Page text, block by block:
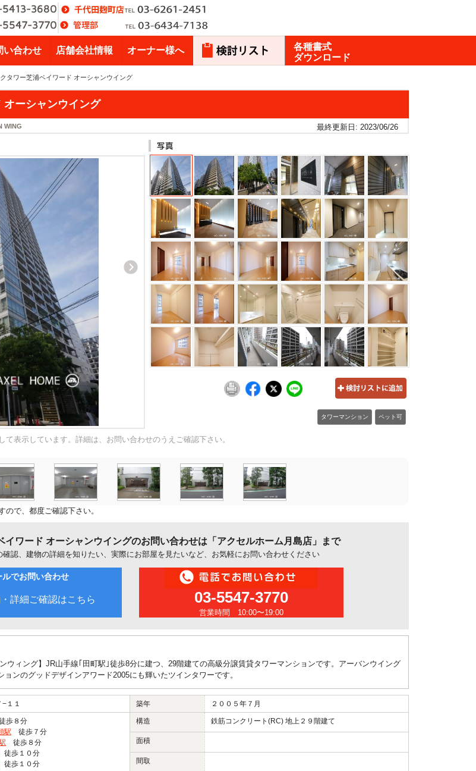
い合わせ 店舗会社情報 オーナー様へ
各種書式
ダウンロード
タワー芝浦ベイワード オーシャンウイング
ーシャンウイング
WING 最終更新日: 2023/06/26
タワーマンション ペット可
表示しています。詳細は、お問い合わせのうえご確認下さい。
で、都度ご確認下さい。
イワード オーシャンウイングのお問い合わせは「アクセルホーム月島店」まで
確認、建物の詳細を知りたい、実際にお部屋を見たいなど、お気軽にお問い合わせください
ルでお問い合わせ
詳細ご確認はこちら 03-5547-3770
営業時間 10:00〜19:00
ウィング】JR山手線｢田町駅｣徒歩8分に建つ、29階建ての高級分譲賃貸タワーマンションです。アーバンウイング
ンのグッドデザインアワード2005にも輝いたツインタワーです。
−１１ 築年 ２００５年７月
歩８分
駅 徒歩７分
徒歩８分
徒歩１０分
徒歩１０分
構造 鉄筋コンクリート(RC) 地上２９階建て
面積
間取